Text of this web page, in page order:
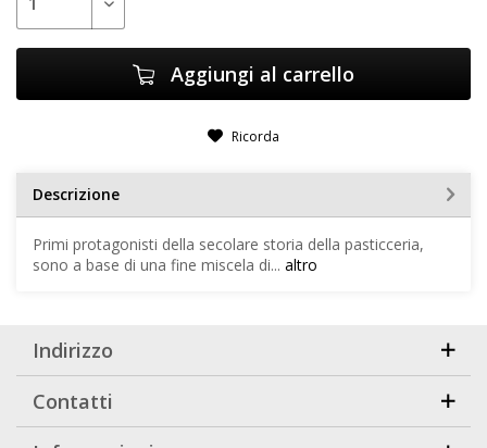
Aggiungi al carrello
Ricorda
Descrizione
Primi protagonisti della secolare storia della pasticceria,
sono a base di una fine miscela di... altro
Indirizzo
Contatti